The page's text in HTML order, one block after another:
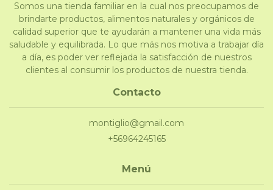
Somos una tienda familiar en la cual nos preocupamos de
brindarte productos, alimentos naturales y orgánicos de
calidad superior que te ayudarán a mantener una vida más
saludable y equilibrada. Lo que más nos motiva a trabajar día
a día, es poder ver reflejada la satisfacción de nuestros
clientes al consumir los productos de nuestra tienda.
Contacto
montiglio@gmail.com
+56964245165
Menú